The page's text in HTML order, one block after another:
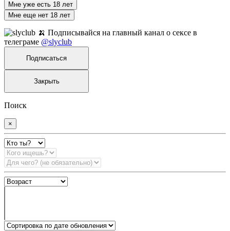
Мне уже есть 18 лет
Мне еще нет 18 лет
🍌 Подписывайся на главный канал о сексе в
телеграме @slyclub
Подписаться
Закрыть
Поиск
×